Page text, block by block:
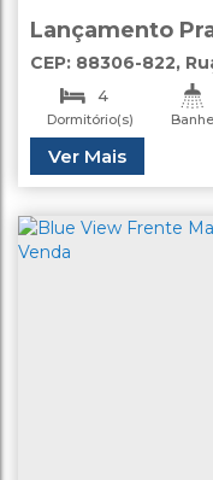
Lançamento
Home à Venda
CEP: 88306-822,
4
Dormitório(s)
Útil:
328 .00m²
Ver Mais